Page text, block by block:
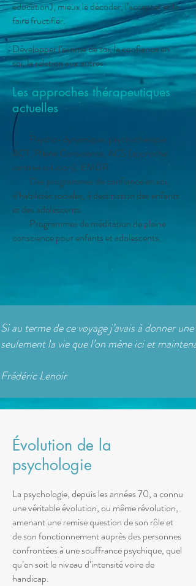
éducation), mieux le décoder, l’accepter et le
faire fructifier.
Développer l’estime de soi, la confiance en
soi, la relation aux autres.
Les approches thérapeutiques
actuelles
· Psycho-dynamique, psychothérapie
ACT, Pleine Conscience, ACS (approche
centrée solution), EMDR.
· Des programmes de confiance en soi,
d’habiletés sociales, à destination des enfants
et des adolescents.
· Programmes de méditation de pleine
conscience pour enfants et adolescents.
Si au terme de ce voyage j’avais à donner
seulement la vie que l’on mène ici et
Frédéric Lenoir
Évolution de la
psychologie
La psychologie, depuis les années 70, a connu
une véritable évolution, ou même révolution,
amenant une remise question de son rôle et
de son fonctionnement auprès des personnes
confrontées à une souffrance psychique, quel
qu’en soit le niveau d’intensité voire de
handicap.